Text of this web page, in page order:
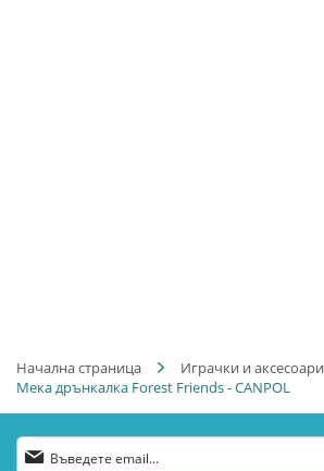
Начална страница Играчки и аксесоари
Мека дрънкалка Forest Friends - CANPOL
Абонирай